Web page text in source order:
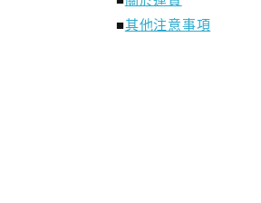
■其他注意事項